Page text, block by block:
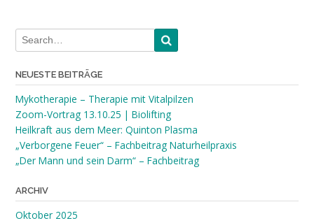
NEUESTE BEITRÄGE
Mykotherapie – Therapie mit Vitalpilzen
Zoom-Vortrag 13.10.25 | Biolifting
Heilkraft aus dem Meer: Quinton Plasma
„Verborgene Feuer“ – Fachbeitrag Naturheilpraxis
„Der Mann und sein Darm“ – Fachbeitrag
ARCHIV
Oktober 2025